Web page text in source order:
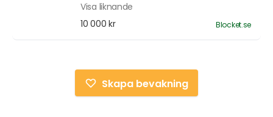
Visa liknande
10 000 kr
Blocket.se
Skapa bevakning